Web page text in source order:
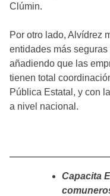
Clúmin.
Por otro lado, Alvídrez
entidades más
añadiendo que las
tienen total
Pública Estatal, y con
a nivel nacional.
Capacita